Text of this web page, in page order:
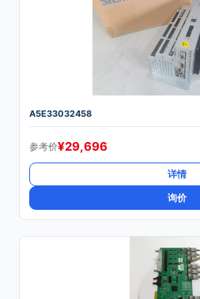
A5E33032458
参考价¥29,696
详情
询价